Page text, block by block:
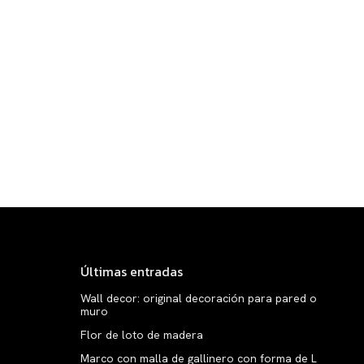
Últimas entradas
Wall decor: original decoración para pared o
muro
Flor de loto de madera
Marco con malla de gallinero con forma de L